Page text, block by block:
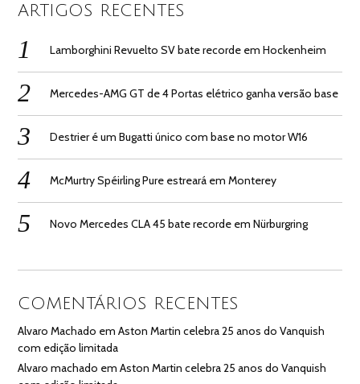
ARTIGOS RECENTES
Lamborghini Revuelto SV bate recorde em Hockenheim
Mercedes-AMG GT de 4 Portas elétrico ganha versão base
Destrier é um Bugatti único com base no motor W16
McMurtry Spéirling Pure estreará em Monterey
Novo Mercedes CLA 45 bate recorde em Nürburgring
COMENTÁRIOS RECENTES
Alvaro Machado emAston Martin celebra 25 anos do Vanquish
com edição limitada
Alvaro machado emAston Martin celebra 25 anos do Vanquish